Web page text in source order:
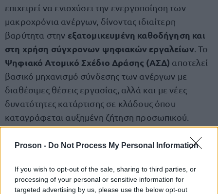
Proson - Do Not Process My Personal Information
If you wish to opt-out of the sale, sharing to third parties, or
processing of your personal or sensitive information for
targeted advertising by us, please use the below opt-out
επιχειρεί να ενισχύσει την ενεργοποίηση των
μακροχρόνια ανέργων, δίνοντας ιδιαίτερη
βαρύτητα στην εξατομικευμένη καθοδήγηση και
στη χρήση σύγχρονων ψηφιακών εργαλείων. Το
Ψηφιακό Ατομικό Σχέδιο Δράσης (ΑΣΔ) αποτελεί
βασικό μηχανισμό σύνδεσης των ανέργων με
διαθέσιμες θέσεις εργασίας, αλλά και με νέες
δυνατότητες κατάρτισης σε κλάδους όπου
καταγράφεται αυξημένη ζήτηση προσωπικού.
Την ίδια στιγμή,κοινωνικοί φορείςτονίζουν ότι η
μεγαλύτερες προκλήσεις για την ελληνική αγορά
εργασίας. Χιλιάδες πολίτες εξακολουθούν να